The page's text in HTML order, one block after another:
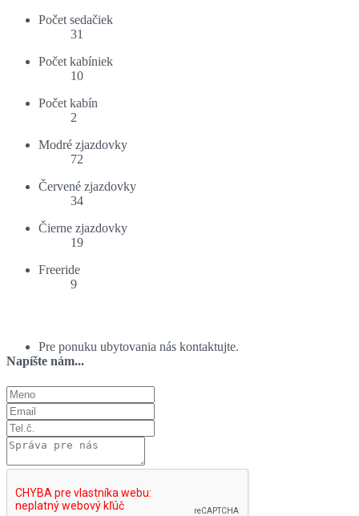
Počet sedačiek
31
Počet kabíniek
10
Počet kabín
2
Modré zjazdovky
72
Červené zjazdovky
34
Čierne zjazdovky
19
Freeride
9
Pre ponuku ubytovania nás kontaktujte.
Napíšte nám...